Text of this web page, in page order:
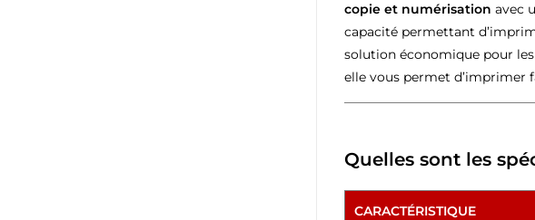
copie et numérisation avec
capacité permettant
solution économique pour
elle vous permet d’imprimer
Quelles sont les
CARACTÉRISTIQUE